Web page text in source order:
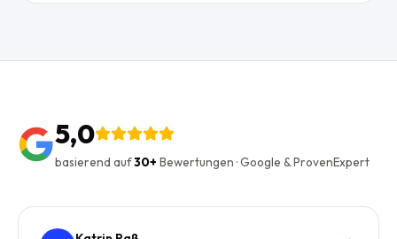
5,0
basierend auf30+ Bewertungen · Google & ProvenExpert